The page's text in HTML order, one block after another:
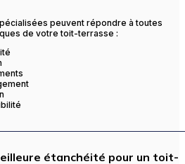
peuvent répondre à toutes
de votre toit-terrasse :
étanchéité pour un toit-